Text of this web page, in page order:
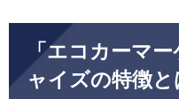
「エコカーマ
ャイズの特徴と